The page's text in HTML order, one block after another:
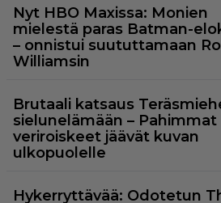
Nyt HBO Maxissa: Monien
mielestä paras Batman-
– onnistui suututtamaan
Williamsin
Brutaali katsaus
sielunelämään – Pahimmat
veriroiskeet jäävät kuvan
ulkopuolelle
Hykerryttävää: Odotetun